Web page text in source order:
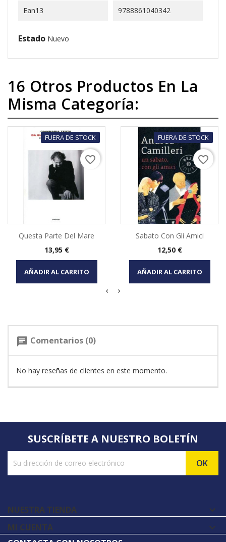
Ean13 9788861040342
Estado Nuevo
16 Otros Productos En La
Misma Categoría:
FUERA DE STOCK
Questa Parte Del Mare
Precio
13,95 €
AÑADIR AL CARRITO
favorite_border
FUERA DE STOCK
Sabato Con Gli Amici
Precio
12,50 €
AÑADIR AL CARRITO
favorite_border
chat Comentarios (0)
No hay reseñas de clientes en este momento.
SUSCRÍBETE A NUESTRO BOLETÍN
NUESTRA TIENDA 
MI CUENTA 